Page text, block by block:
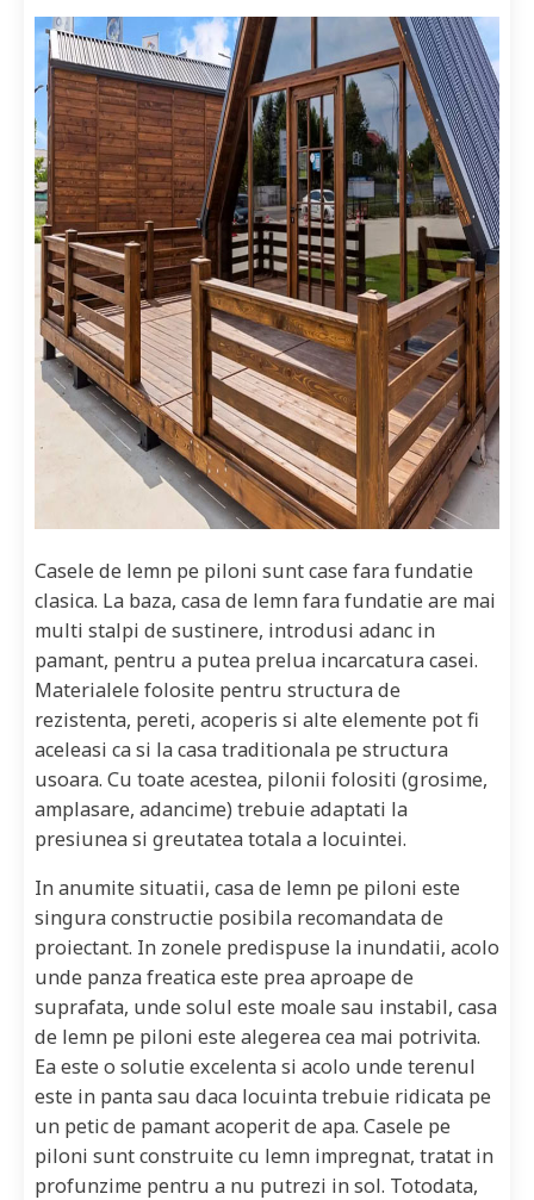
Casele de lemn pe piloni sunt case fara fundatie
clasica. La baza, casa de lemn fara fundatie are mai
multi stalpi de sustinere, introdusi adanc in
pamant, pentru a putea prelua incarcatura casei.
Materialele folosite pentru structura de
rezistenta, pereti, acoperis si alte elemente pot fi
aceleasi ca si la casa traditionala pe structura
usoara. Cu toate acestea, pilonii folositi (grosime,
amplasare, adancime) trebuie adaptati la
presiunea si greutatea totala a locuintei.
In anumite situatii, casa de lemn pe piloni este
singura constructie posibila recomandata de
proiectant. In zonele predispuse la inundatii, acolo
unde panza freatica este prea aproape de
suprafata, unde solul este moale sau instabil, casa
de lemn pe piloni este alegerea cea mai potrivita.
Ea este o solutie excelenta si acolo unde terenul
este in panta sau daca locuinta trebuie ridicata pe
un petic de pamant acoperit de apa. Casele pe
piloni sunt construite cu lemn impregnat, tratat in
profunzime pentru a nu putrezi in sol. Totodata,